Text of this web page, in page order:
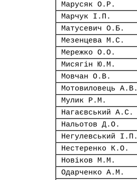
Марусяк О.Р.
Марчук І.П.
Матусевич О.Б.
Мезенцева М.С.
Мережко О.О.
Мисягін Ю.М.
Мовчан О.В.
Мотовиловець А.В.
Мулик Р.М.
Нагаєвський А.С.
Нальотов Д.О.
Негулевський І.П.
Нестеренко К.О.
Новіков М.М.
Одарченко А.М.